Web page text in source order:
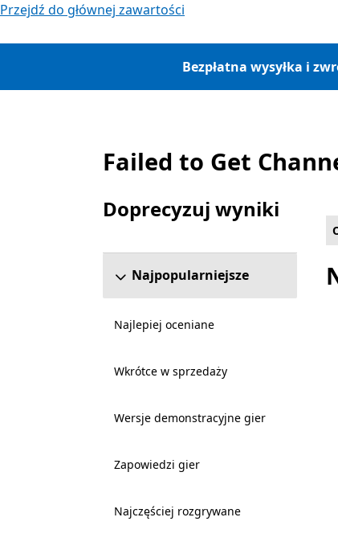
Przejdź do głównej zawartości
Bezpłatna wysyłka i
Lista Microsoft.com
Failed to Get
Doprecyzuj wyniki
Pomiń sekcję uściślania wyników
Najpopularniejsze
Najlepiej oceniane
Wkrótce w sprzedaży
Wersje demonstracyjne gier
Zapowiedzi gier
Najczęściej rozgrywane